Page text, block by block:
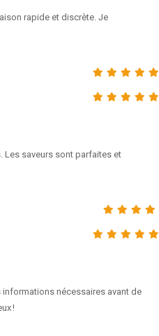
rapide et discrète. Je
Les saveurs sont parfaites et
nécessaires avant de
!